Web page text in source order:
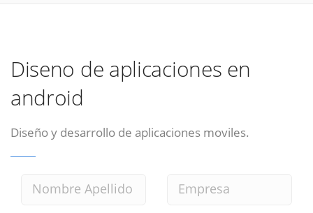
Diseno de aplicaciones en
android
Diseño y desarrollo de aplicaciones moviles.